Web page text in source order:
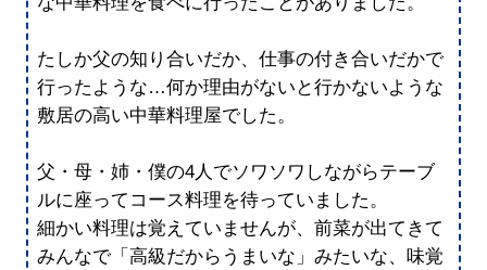
たしか父の知り合いだか、仕事の付き合いだかで
行ったような…何か理由がないと行かないような
敷居の高い中華料理屋でした。
父・母・姉・僕の4人でソワソワしながらテーブ
ルに座ってコース料理を待っていました。
細かい料理は覚えていませんが、前菜が出てきて
みんなで「高級だからうまいな」みたいな、味覚